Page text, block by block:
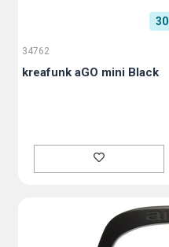
30
34762
kreafunk aGO mini Black